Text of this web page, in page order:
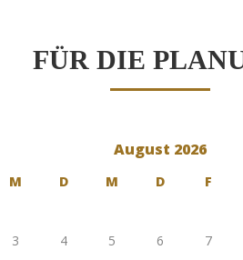
FÜR DIE
August 2026
M D M D F
3
4 5 6 7